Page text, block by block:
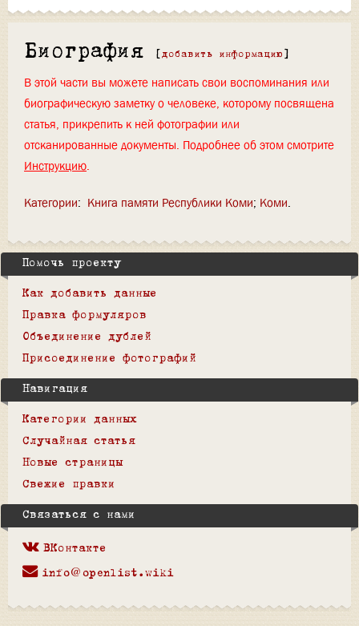
Биография [ добавить информацию ]
В этой части вы можете написать свои воспоминания или
биографическую заметку о человеке, которому посвящена
статья, прикрепить к ней фотографии или
отсканированные документы. Подробнее об этом смотрите
Инструкцию.
Категории: Книга памяти Республики Коми Коми
Помочь проекту
Как добавить данные
Правка формуляров
Объединение дублей
Присоединение фотографий
Навигация
Категории данных
Случайная статья
Новые страницы
Свежие правки
Связаться с нами
ВКонтакте
info@openlist.wiki